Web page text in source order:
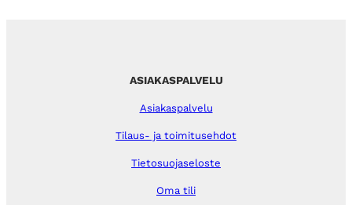
ASIAKASPALVELU
Asiakaspalvelu
Tilaus- ja toimitusehdot
Tietosuojaseloste
Oma tili